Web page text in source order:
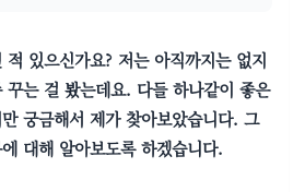
있으신가요? 저는 아직까지는 없지
는 걸 봤는데요. 다들 하나같이 좋은
궁금해서 제가 찾아보았습니다. 그
대해 알아보도록 하겠습니다.